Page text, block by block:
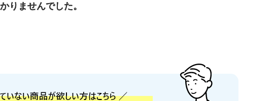
りませんでした。